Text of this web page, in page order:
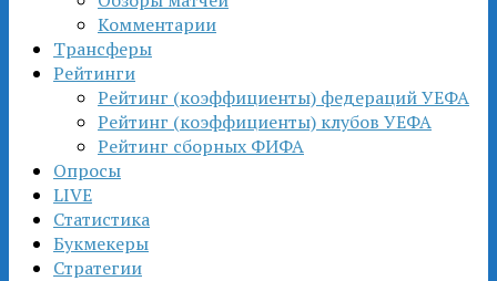
Комментарии
Трансферы
Рейтинги
Рейтинг (коэффициенты) федераций УЕФА
Рейтинг (коэффициенты) клубов УЕФА
Рейтинг сборных ФИФА
Опросы
LIVE
Статистика
Букмекеры
Стратегии